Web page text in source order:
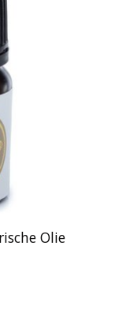
Olie